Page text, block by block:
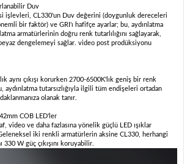
Duv
işlevleri, CL330'un Duv değerini (doygunluk dereceleri
bir faktör) ve GRI'ı hafifçe ayarlar; bu, aydınlatma
armatürlerinin doğru renk tutarlılığını sağlayarak,
beyaz dengelemeyi sağlar. video post prodüksiyonu
aynı çıkışı korurken 2700-6500K'lık geniş bir renk
aydınlatma tutarsızlığıyla ilgili tüm endişeleri ortadan
olanak tanır.
COB LED'ler
video ve daha fazlasına yönelik güçlü LED ışıklar
iki renkli armatürlerin aksine CL330, herhangi
330 W güç çıkışını koruyabilir.